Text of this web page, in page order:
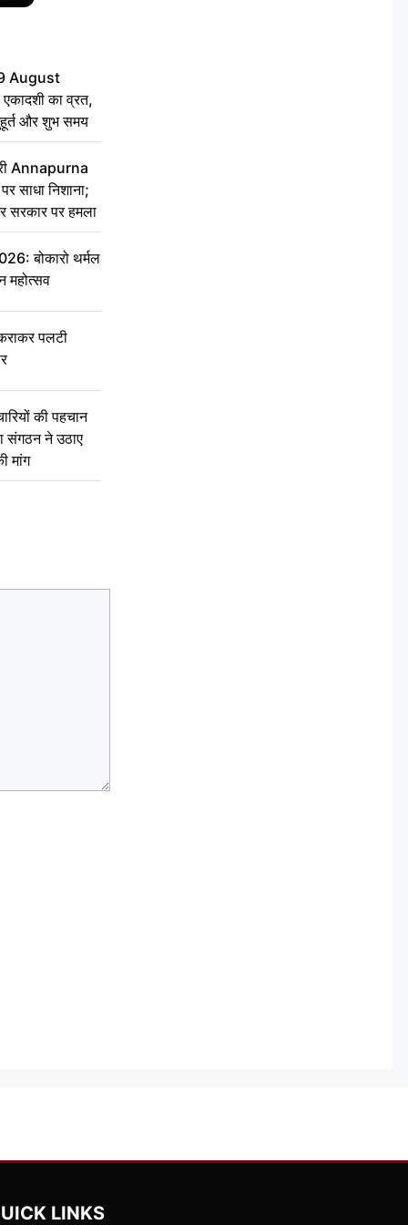
August
का व्रत,
और शुभ समय
Annapurna
साधा निशाना;
सरकार पर हमला
बोकारो थर्मल
महोत्सव
पलटी
की पहचान
संगठन ने उठाए
मांग
LINKS